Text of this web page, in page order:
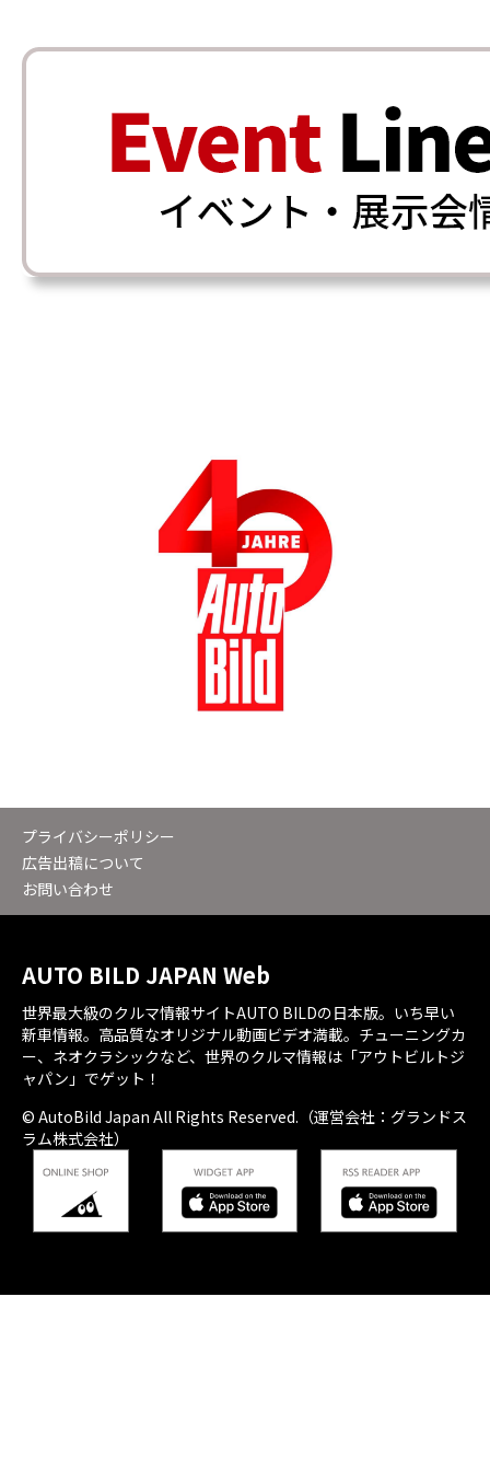
プライバシーポリシー
広告出稿について
お問い合わせ
AUTO BILD JAPAN Web
世界最大級のクルマ情報サイトAUTO BILDの日本版。いち早い
新車情報。高品質なオリジナル動画ビデオ満載。チューニングカ
ー、ネオクラシックなど、世界のクルマ情報は「アウトビルトジ
ャパン」でゲット！
© AutoBild Japan All Rights Reserved.（運営会社：グランドス
ラム株式会社）